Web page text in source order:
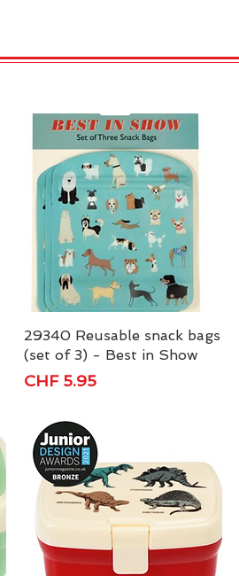
Schnellansicht
29340 Reusable snack bags
(set of 3) - Best in Show
Preis
CHF 5.95